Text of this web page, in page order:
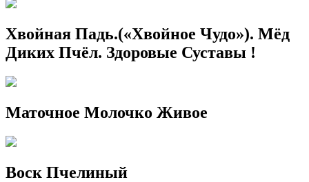
Хвойная Падь.(«Хвойное Чудо»). Мёд
Диких Пчёл. Здоровые Суставы !
Маточное Молочко Живое
Воск Пчелиный